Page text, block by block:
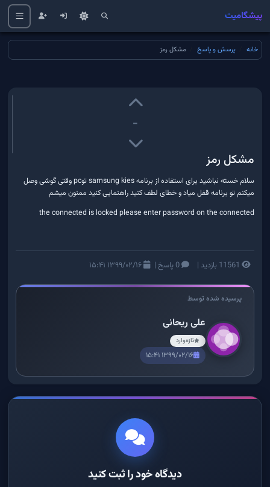
پیشگامیت
خانه پرسش و پاسخ مشکل رمز
-
مشکل رمز
سلام خسته نباشید برای استفاده از برنامه samsung kies توpc وقتی گوشی وصل
میکنم تو برنامه قفل میاد و خطای لطف کنید راهنمایی کنید ممنون میشم
the connected is locked please enter password on the connected
| 0 پاسخ |
پرسیده شده توسط
علی ریحانی
تازه‌وارد
۱۳۹۹/۰۲/۱۶ ۱۵:۴۱
دیدگاه خود را ثبت کنید